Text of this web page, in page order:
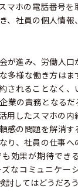
マホの電話番号
、社員の個人情
が進み、労働人口
多様な働き方は
されることなく
業の責務となる
用したスマホの
感の問題を解消
り、社員の仕事
効果が期待でき
なコミュニケー
してはどうだろう